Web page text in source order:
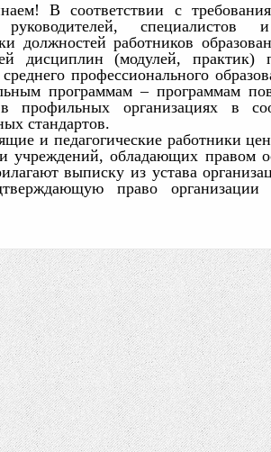
В соответствии с
руководителей,
должностей работников
дисциплин (модулей, практик)
профессионального
программам – программам
профильных организациях в
стандартов.
и педагогические работники
учреждений, обладающих правом
выписку из устава
право организации